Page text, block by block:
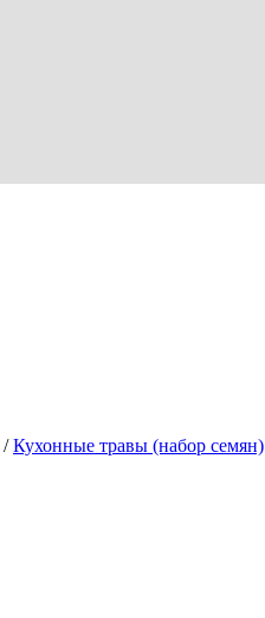
/Кухонные травы (набор семян)